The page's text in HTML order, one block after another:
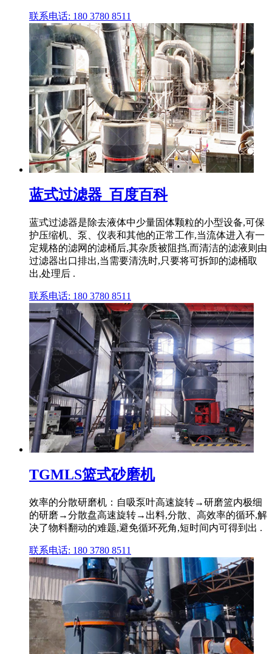
联系电话: 180 3780 8511
蓝式过滤器_百度百科
蓝式过滤器是除去液体中少量固体颗粒的小型设备,可保
护压缩机、泵、仪表和其他的正常工作,当流体进入有一
定规格的滤网的滤桶后,其杂质被阻挡,而清洁的滤液则由
过滤器出口排出,当需要清洗时,只要将可拆卸的滤桶取
出,处理后 .
联系电话: 180 3780 8511
TGMLS篮式砂磨机
效率的分散研磨机：自吸泵叶高速旋转→研磨篮内极细
的研磨→分散盘高速旋转→出料,分散、高效率的循环,解
决了物料翻动的难题,避免循环死角,短时间内可得到出 .
联系电话: 180 3780 8511